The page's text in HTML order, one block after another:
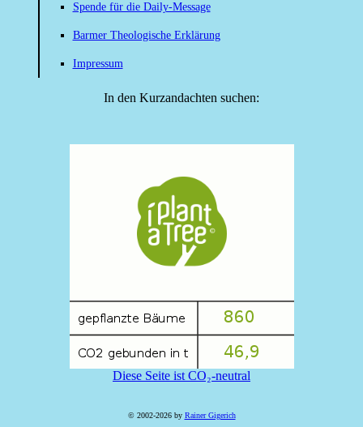
Spende für die Daily-Message
Barmer Theologische Erklärung
Impressum
In den Kurzandachten suchen:
Diese Seite ist CO₂-neutral
© 2002-2026 by Rainer Gigerich